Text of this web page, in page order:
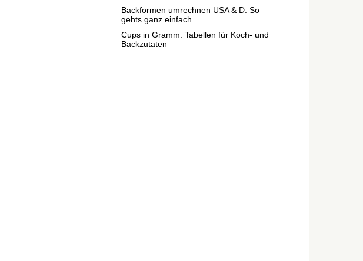
Backformen umrechnen USA & D: So
gehts ganz einfach
Cups in Gramm: Tabellen für Koch- und
Backzutaten